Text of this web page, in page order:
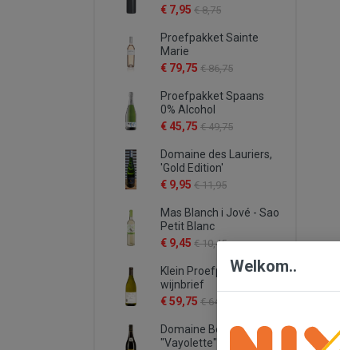
€ 7,95 € 8,75
Proefpakket Sainte
Marie
€ 79,75 € 86,75
Proefpakket Spaans
0% Alcohol
€ 45,75 € 49,75
Domaine des Lauriers,
'Gold Edition'
€ 9,95 € 11,95
Mas Blanch i Jové - Sao
Petit Blanc
€ 9,45 € 10,45
Klein Proefpakket
wijnbrief
€ 59,75 € 64,75
Domaine Bergeron
"Vayolette"
Welkom..